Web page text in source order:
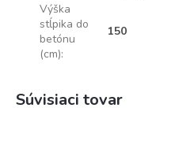
Výška
stĺpika do
betónu
(cm):
150
Súvisiaci tovar